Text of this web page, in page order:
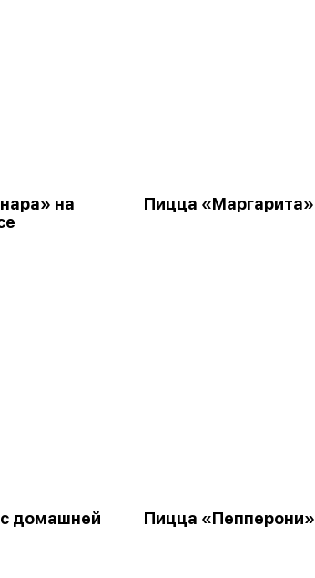
на
Пицца «Маргарита»
домашней
Пицца «Пепперони»